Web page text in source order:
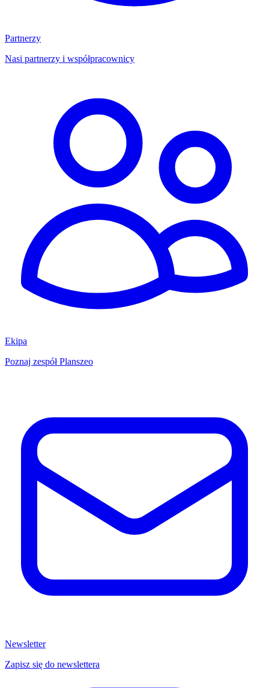
Partnerzy
Nasi partnerzy i współpracownicy
Ekipa
Poznaj zespół Planszeo
Newsletter
Zapisz się do newslettera